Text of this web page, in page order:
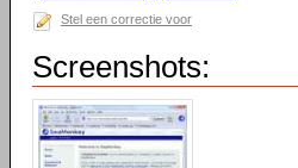
Stel een correctie voor
Screenshots: